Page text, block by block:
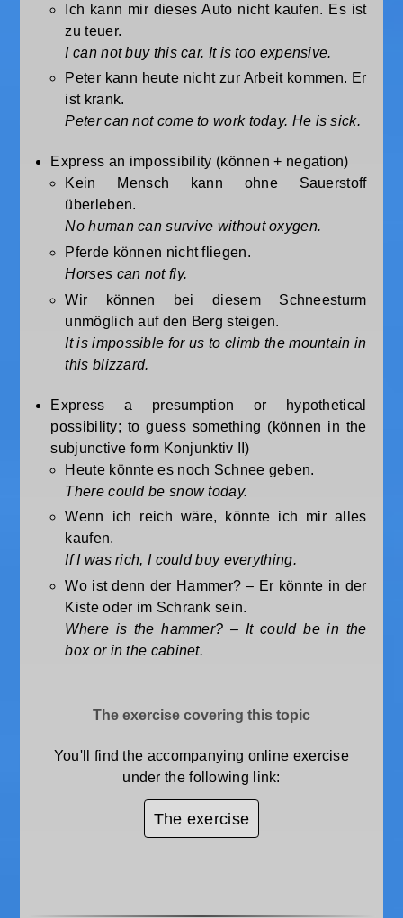
Ich kann mir dieses Auto nicht kaufen. Es ist
zu teuer.
I can not buy this car. It is too expensive.
Peter kann heute nicht zur Arbeit kommen. Er
ist krank.
Peter can not come to work today. He is sick.
Express an impossibility (können + negation)
Kein Mensch kann ohne Sauerstoff
überleben.
No human can survive without oxygen.
Pferde können nicht fliegen.
Horses can not fly.
Wir können bei diesem Schneesturm
unmöglich auf den Berg steigen.
It is impossible for us to climb the mountain in
this blizzard.
Express a presumption or hypothetical
possibility; to guess something (können in the
subjunctive form Konjunktiv II)
Heute könnte es noch Schnee geben.
There could be snow today.
Wenn ich reich wäre, könnte ich mir alles
kaufen.
If I was rich, I could buy everything.
Wo ist denn der Hammer? – Er könnte in der
Kiste oder im Schrank sein.
Where is the hammer? – It could be in the
box or in the cabinet.
The exercise covering this topic
You'll find the accompanying online exercise
under the following link:
The exercise